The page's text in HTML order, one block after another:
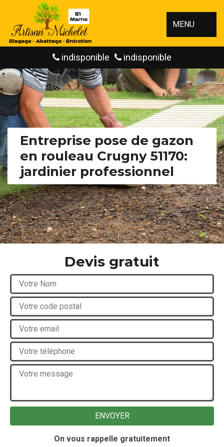
MENU
indisponible indisponible
Entreprise pose de gazon
en rouleau Crugny 51170:
jardinier professionnel
Devis gratuit
On vous rappelle gratuitement